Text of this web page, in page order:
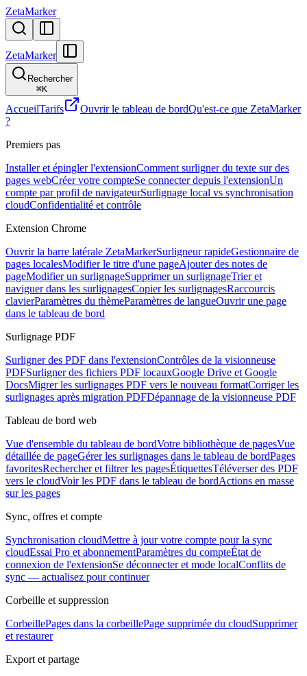
ZetaMarker
ZetaMarker
Rechercher
⌘K
AccueilTarifs Ouvrir le tableau de bordQu'est-ce que ZetaMarker
?
Premiers pas
Installer et épingler l'extensionComment surligner du texte sur des
pages webCréer votre compteSe connecter depuis l'extensionUn
compte par profil de navigateurSurlignage local vs synchronisation
cloudConfidentialité et contrôle
Extension Chrome
Ouvrir la barre latérale ZetaMarkerSurligneur rapideGestionnaire de
pages localesModifier le titre d'une pageAjouter des notes de
pageModifier un surlignageSupprimer un surlignageTrier et
naviguer dans les surlignagesCopier les surlignagesRaccourcis
clavierParamètres du thèmeParamètres de langueOuvrir une page
dans le tableau de bord
Surlignage PDF
Surligner des PDF dans l'extensionContrôles de la visionneuse
PDFSurligner des fichiers PDF locauxGoogle Drive et Google
DocsMigrer les surlignages PDF vers le nouveau formatCorriger les
surlignages après migration PDFDépannage de la visionneuse PDF
Tableau de bord web
Vue d'ensemble du tableau de bordVotre bibliothèque de pagesVue
détaillée de pageGérer les surlignages dans le tableau de bordPages
favoritesRechercher et filtrer les pagesÉtiquettesTéléverser des PDF
vers le cloudVoir les PDF dans le tableau de bordActions en masse
sur les pages
Sync, offres et compte
Synchronisation cloudMettre à jour votre compte pour la sync
cloudEssai Pro et abonnementParamètres du compteÉtat de
connexion de l'extensionSe déconnecter et mode localConflits de
sync — actualisez pour continuer
Corbeille et suppression
CorbeillePages dans la corbeillePage supprimée du cloudSupprimer
et restaurer
Export et partage